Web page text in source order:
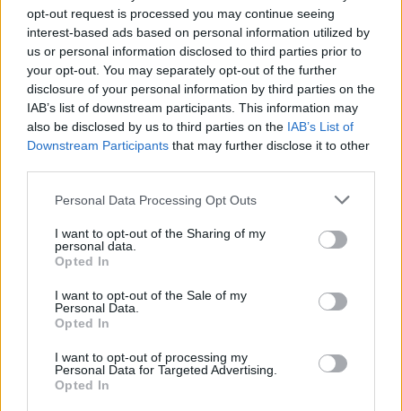
opt-out request is processed you may continue seeing
interest-based ads based on personal information utilized by
us or personal information disclosed to third parties prior to
your opt-out. You may separately opt-out of the further
disclosure of your personal information by third parties on the
IAB’s list of downstream participants. This information may
also be disclosed by us to third parties on the IAB’s List of
Downstream Participants that may further disclose it to other
Personal Data Processing Opt Outs
I want to opt-out of the Sharing of my
personal data.
Opted In
I want to opt-out of the Sale of my
Personal Data.
Opted In
I want to opt-out of processing my
Personal Data for Targeted Advertising.
Opted In
IAB Hellas: Νέα Διοικούσα Επιτροπή και νέο Διοικητικό Συμβούλιο -
Πρόεδρος ο Γαληνός Γιαγλής
Νέο Audi A2 e-tron με στόχο
την κορυφή της
αποδοτικότητας
Η Chery επενδύει 75 εκατ.
δολάρια στην KG Mobility
Νόλεϊ: «Ανυπομονώ να ζήσω
οπαδών της ΑΕΚ»
Βιλερμπάν» - Η διευκρινιστική
ανάρτηση που έκανε
HELLENiQ ENERGY: Κέρδη 393 εκατ. ευρώ στο α' εξάμηνο – Στα 734
εκατ. ευρώ τα EBITDA